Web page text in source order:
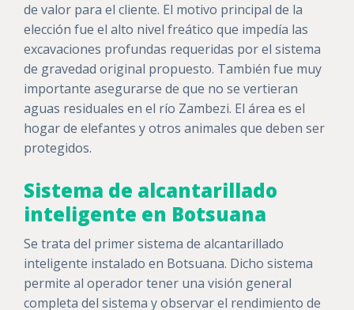
de valor para el cliente. El motivo principal de la
elección fue el alto nivel freático que impedía las
excavaciones profundas requeridas por el sistema
de gravedad original propuesto. También fue muy
importante asegurarse de que no se vertieran
aguas residuales en el río Zambezi. El área es el
hogar de elefantes y otros animales que deben ser
protegidos.
Sistema de alcantarillado
inteligente en Botsuana
Se trata del primer sistema de alcantarillado
inteligente instalado en Botsuana. Dicho sistema
permite al operador tener una visión general
completa del sistema y observar el rendimiento de